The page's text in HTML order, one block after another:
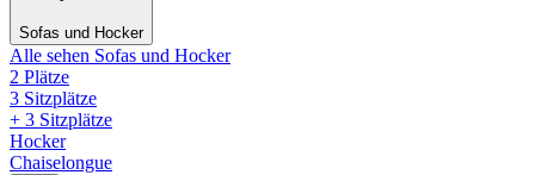
Sofas und Hocker
Alle sehen Sofas und Hocker
2 Plätze
3 Sitzplätze
+ 3 Sitzplätze
Hocker
Chaiselongue